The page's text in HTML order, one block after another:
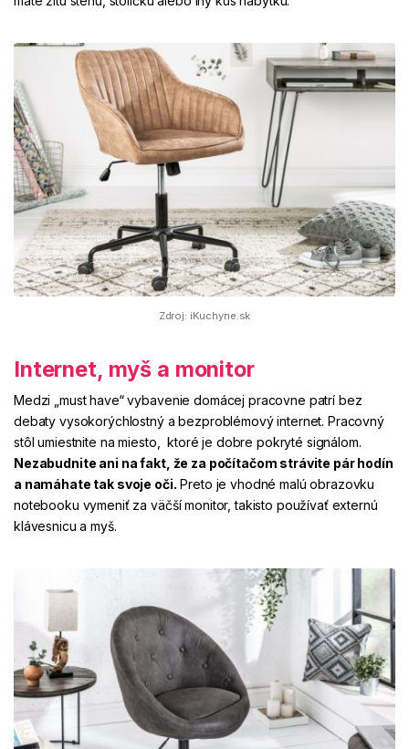
Zdroj: iKuchyne.sk
Internet, myš a monitor
Medzi „must have“ vybavenie domácej pracovne patrí bez
debaty vysokorýchlostný a bezproblémový internet. Pracovný
stôl umiestnite na miesto, ktoré je dobre pokryté signálom.
Nezabudnite ani na fakt, že za počítačom strávite pár hodín
a namáhate tak svoje oči. Preto je vhodné malú obrazovku
notebooku vymeniť za väčší monitor, takisto používať externú
klávesnicu a myš.